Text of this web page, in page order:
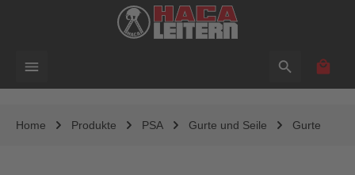
Home Produkte PSA Gurte und Seile Gurte